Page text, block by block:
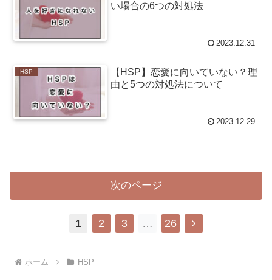
い場合の6つの対処法
2023.12.31
HSP
【HSP】恋愛に向いていない？理
由と5つの対処法について
2023.12.29
次のページ
1 2 3 … 26
次
ホーム HSP